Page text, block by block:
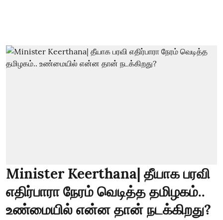
Minister Keerthana| தீயாக பரவி
எதிர்பாரா நேரம் வெடித்த தமிழகம்..
உண்மையில் என்ன தான் நடக்கிறது?